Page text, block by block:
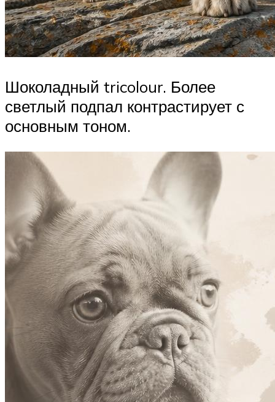
Шоколадный tricolour. Более
светлый подпал контрастирует с
основным тоном.